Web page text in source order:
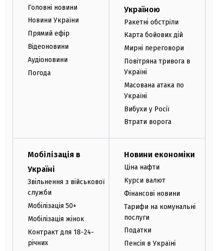
Головні новини
Новини України
Прямий ефір
Відеоновини
Аудіоновини
Погода
Україною
Ракетні обстріли
Карта бойових дій
Мирні переговори
Повітряна тривога в
Україні
Масована атака по
Україні
Вибухи у Росії
Втрати ворога
Мобілізація в
Україні
Звільнення з військової
служби
Мобілізація 50+
Мобілізація жінок
Контракт для 18-24-
річних
Новини економіки
Ціна нафти
Курси валют
Фінансові новини
Тарифи на комунальні
послуги
Податки
Пенсія в Україні